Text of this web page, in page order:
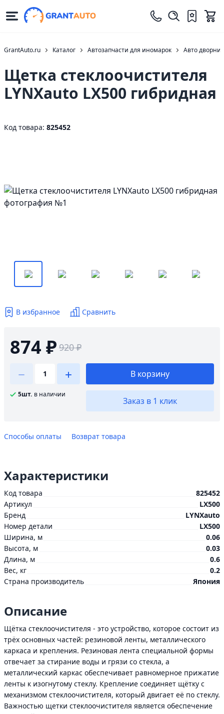
GrantAuto.ru Каталог Автозапчасти для иномарок Авто
Щетка стеклоочистителя
LYNXauto LX500 гибридная
Код товара: 825452
В избранное Сравнить
874 ₽ 920 ₽
5шт. в наличии
В корзину
Заказ в 1 клик
Способы оплаты Возврат товара
Характеристики
Код товара
825452
Артикул
LX500
Бренд
LYNXauto
Номер детали
LX500
Ширина, м
0.06
Высота, м
0.03
Длина, м
0.6
Вес, кг
0.2
Страна производитель
Япония
Описание
Щётка стеклоочистителя - это устройство, которое состоит из
трёх основных частей: резиновой ленты, металлического
каркаса и крепления. Резиновая лента специальной формы
отвечает за стирание воды и грязи со стекла, а
металлический каркас обеспечивает равномерное прижатие
ленты к изогнутому стеклу. Крепление соединяет щётку с
механизмом стеклоочистителя, который двигает её по стеклу.
Важностью щетки стеклоочистителя является обеспечение